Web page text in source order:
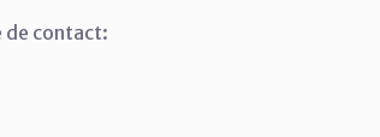
de contact: